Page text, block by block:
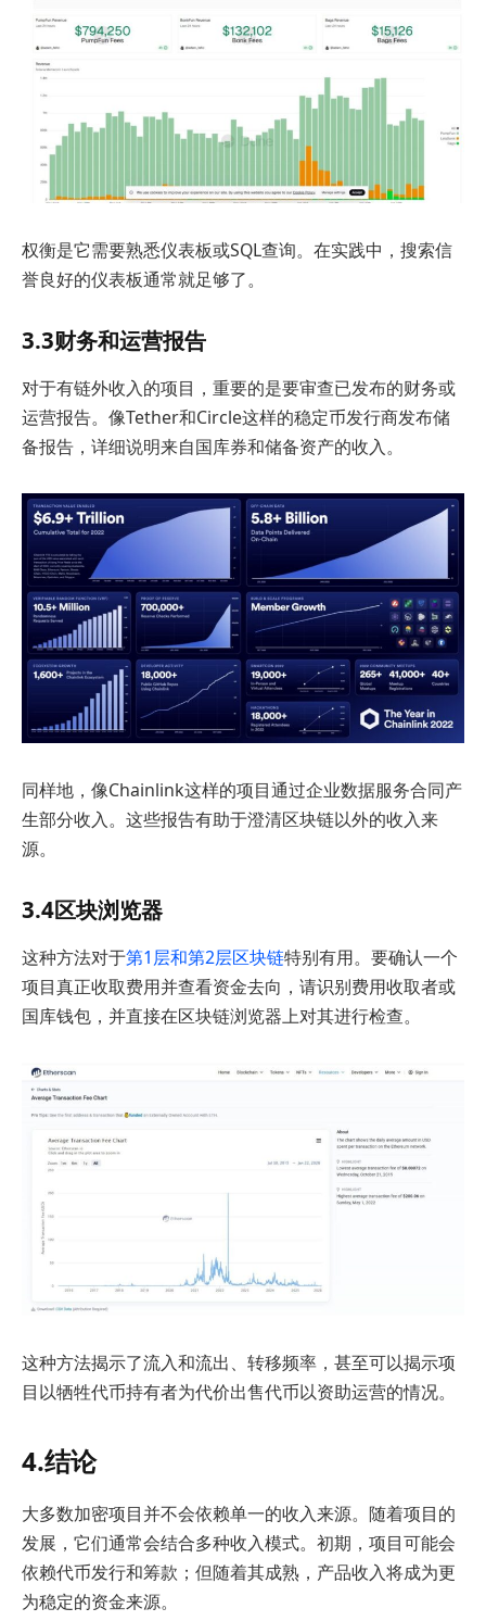
权衡是它需要熟悉仪表板或SQL查询。在实践中，搜索信
誉良好的仪表板通常就足够了。
3.3财务和运营报告
对于有链外收入的项目，重要的是要审查已发布的财务或
运营报告。像Tether和Circle这样的稳定币发行商发布储
备报告，详细说明来自国库券和储备资产的收入。
同样地，像Chainlink这样的项目通过企业数据服务合同产
生部分收入。这些报告有助于澄清区块链以外的收入来
源。
3.4区块浏览器
这种方法对于第1层和第2层区块链特别有用。要确认一个
项目真正收取费用并查看资金去向，请识别费用收取者或
国库钱包，并直接在区块链浏览器上对其进行检查。
这种方法揭示了流入和流出、转移频率，甚至可以揭示项
目以牺牲代币持有者为代价出售代币以资助运营的情况。
4.结论
大多数加密项目并不会依赖单一的收入来源。随着项目的
发展，它们通常会结合多种收入模式。初期，项目可能会
依赖代币发行和筹款；但随着其成熟，产品收入将成为更
为稳定的资金来源。